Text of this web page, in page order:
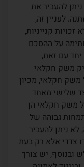
להעביר את
לעניין זה,
קנייניות,
על ההסכם
עם זאת,
משק חקלאי
חקלאי, מכיון
שלישי מאחד
משק חקלאי הן
גבוהה של
לא ניתן להעביר
צדדי אלא רק בעת
יש צורך